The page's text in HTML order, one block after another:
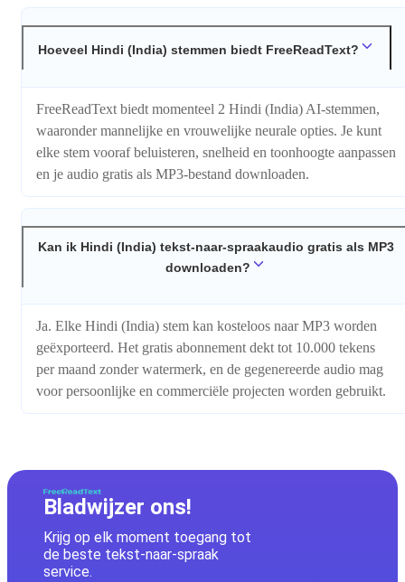
Hoeveel Hindi (India) stemmen biedt FreeReadText?
FreeReadText biedt momenteel 2 Hindi (India) AI-stemmen,
waaronder mannelijke en vrouwelijke neurale opties. Je kunt
elke stem vooraf beluisteren, snelheid en toonhoogte aanpassen
en je audio gratis als MP3-bestand downloaden.
Kan ik Hindi (India) tekst-naar-spraakaudio gratis als MP3
downloaden?
Ja. Elke Hindi (India) stem kan kosteloos naar MP3 worden
geëxporteerd. Het gratis abonnement dekt tot 10.000 tekens
per maand zonder watermerk, en de gegenereerde audio mag
voor persoonlijke en commerciële projecten worden gebruikt.
Bladwijzer ons!
Krijg op elk moment toegang tot
de beste tekst-naar-spraak
service.